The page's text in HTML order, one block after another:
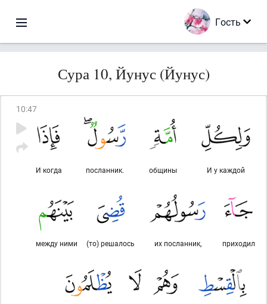
Гость
Сура 10, Йунус (Йунус)
10:47
И у каждой
общины
посланник.
И когда
приходил
их посланник,
(то) решалось
между ними